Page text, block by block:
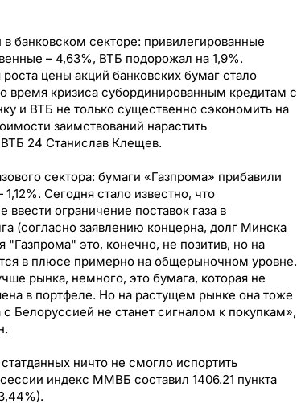
секторе: привилегированные
– 4,63%, ВТБ подорожал на 1,9%.
цены акций банковских бумаг стало
время кризиса субординированным кредитам с
и ВТБ не только существенно сэкономить на
заимствований нарастить
24 Станислав Клещев.
сектора: бумаги «Газпрома» прибавили
Сегодня стало известно, что
ограничение поставок газа в
(согласно заявлению концерна, долг Минска
это, конечно, не позитив, но на
в плюсе примерно на общерыночном уровне.
рынка, немного, это бумага, которая не
в портфеле. Но на растущем рынке она тоже
Белоруссией не станет сигналом к покупкам»,
ничто не смогло испортить
индекс ММВБ составил 1406.21 пункта